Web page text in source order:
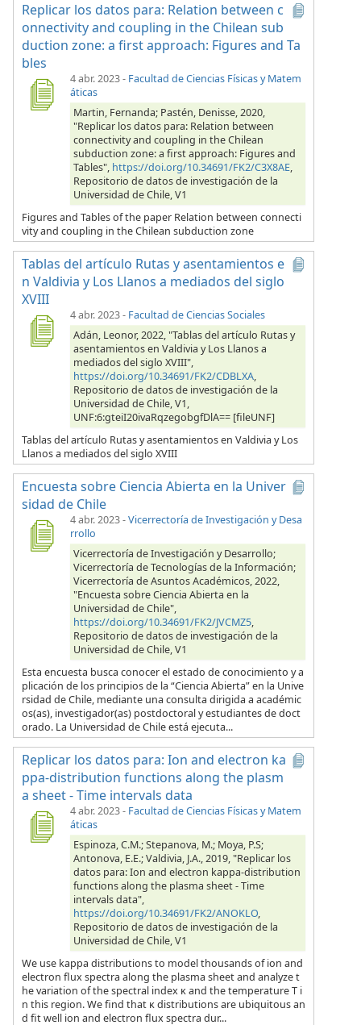
Replicar los datos para: Relation between c
onnectivity and coupling in the Chilean sub
duction zone: a first approach: Figures and Ta
bles
4 abr. 2023- Facultad de Ciencias Físicas y Matem
áticas
Martin, Fernanda; Pastén, Denisse, 2020,
"Replicar los datos para: Relation between
connectivity and coupling in the Chilean
subduction zone: a first approach: Figures and
Tables", https://doi.org/10.34691/FK2/C3X8AE,
Repositorio de datos de investigación de la
Universidad de Chile, V1
Figures and Tables of the paper Relation between connecti
vity and coupling in the Chilean subduction zone
Tablas del artículo Rutas y asentamientos e
n Valdivia y Los Llanos a mediados del siglo
XVIII
4 abr. 2023- Facultad de Ciencias Sociales
Adán, Leonor, 2022, "Tablas del artículo Rutas y
asentamientos en Valdivia y Los Llanos a
mediados del siglo XVIII",
https://doi.org/10.34691/FK2/CDBLXA,
Repositorio de datos de investigación de la
Universidad de Chile, V1,
UNF:6:gteiI20ivaRqzegobgfDlA== [fileUNF]
Tablas del artículo Rutas y asentamientos en Valdivia y Los
Llanos a mediados del siglo XVIII
Encuesta sobre Ciencia Abierta en la Univer
sidad de Chile
4 abr. 2023-Vicerrectoría de Investigación y Desa
rrollo
Vicerrectoría de Investigación y Desarrollo;
Vicerrectoría de Tecnologías de la Información;
Vicerrectoría de Asuntos Académicos, 2022,
"Encuesta sobre Ciencia Abierta en la
Universidad de Chile",
https://doi.org/10.34691/FK2/JVCMZ5,
Repositorio de datos de investigación de la
Universidad de Chile, V1
Esta encuesta busca conocer el estado de conocimiento y a
plicación de los principios de la “Ciencia Abierta” en la Unive
rsidad de Chile, mediante una consulta dirigida a académic
os(as), investigador(as) postdoctoral y estudiantes de doct
orado. La Universidad de Chile está ejecuta...
Replicar los datos para: Ion and electron ka
ppa-distribution functions along the plasm
a sheet - Time intervals data
4 abr. 2023- Facultad de Ciencias Físicas y Matem
áticas
Espinoza, C.M.; Stepanova, M.; Moya, P.S;
Antonova, E.E.; Valdivia, J.A., 2019, "Replicar los
datos para: Ion and electron kappa-distribution
functions along the plasma sheet - Time
intervals data",
https://doi.org/10.34691/FK2/ANOKLO,
Repositorio de datos de investigación de la
Universidad de Chile, V1
We use kappa distributions to model thousands of ion and
electron flux spectra along the plasma sheet and analyze t
he variation of the spectral index κ and the temperature T i
n this region. We find that κ distributions are ubiquitous an
d fit well ion and electron flux spectra dur...